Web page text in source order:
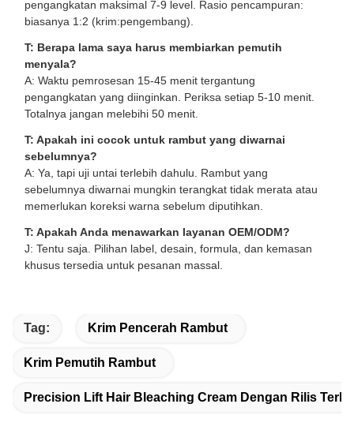
pengangkatan maksimal 7-9 level. Rasio pencampuran:
biasanya 1:2 (krim:pengembang).
T: Berapa lama saya harus membiarkan pemutih
menyala?
A: Waktu pemrosesan 15-45 menit tergantung
pengangkatan yang diinginkan. Periksa setiap 5-10 menit.
Totalnya jangan melebihi 50 menit.
T: Apakah ini cocok untuk rambut yang diwarnai
sebelumnya?
A: Ya, tapi uji untai terlebih dahulu. Rambut yang
sebelumnya diwarnai mungkin terangkat tidak merata atau
memerlukan koreksi warna sebelum diputihkan.
T: Apakah Anda menawarkan layanan OEM/ODM?
J: Tentu saja. Pilihan label, desain, formula, dan kemasan
khusus tersedia untuk pesanan massal.
Tag: Krim Pencerah Rambut
Krim Pemutih Rambut
Precision Lift Hair Bleaching Cream Dengan Rilis